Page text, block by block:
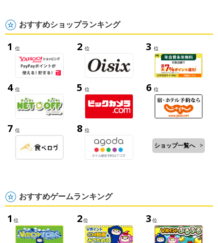
おすすめショップランキング
1 位 2 位 3 位
4 位 5 位 6 位
7 位 8 位
ショップ一覧へ >
おすすめゲームランキング
1 位 2位 3 位